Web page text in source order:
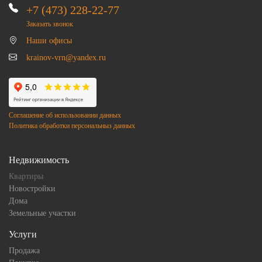
+7 (473) 228-22-77
Заказать звонок
Наши офисы
krainov-vrn@yandex.ru
Соглашение об использовании данных
Политика обработки персональныз данных
Недвижимость
Квартиры
Новостройки
Дома
Земельные участки
Услуги
Продажа